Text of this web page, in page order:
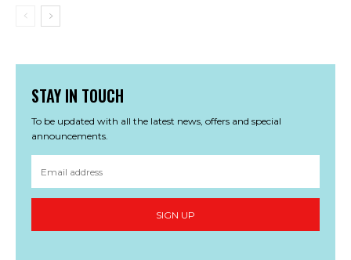
STAY IN TOUCH
To be updated with all the latest news, offers and special
announcements.
SIGN UP